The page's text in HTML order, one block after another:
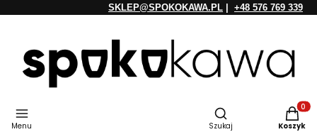
SKLEP@SPOKOKAWA.PL +48 576 769 339
Menu
Otwórz wyszukiwarkę
Szukaj Koszyk